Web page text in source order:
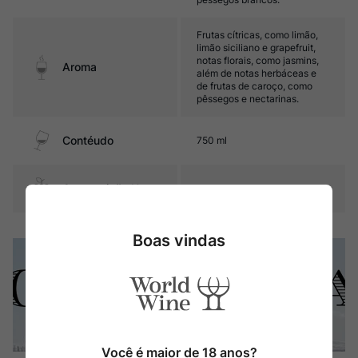
Aroma
Frutas cítricas, como limão,
limão siciliano e grapefruit,
notas florais, como jasmins,
além de notas herbáceas e
de frutas de caroço, como
pêssegos e nectarinas.
Contéudo 750 ml
Composição Uva Riesling
Boas vindas
Você é maior de 18 anos?